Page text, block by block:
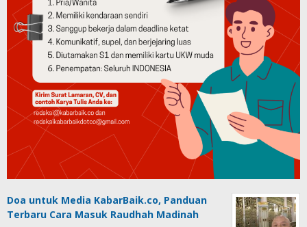
Doa untuk Media KabarBaik.co, Panduan
Terbaru Cara Masuk Raudhah Madinah